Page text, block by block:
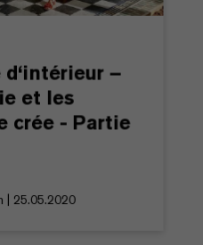
–
et les
crée - Partie
| 25.05.2020